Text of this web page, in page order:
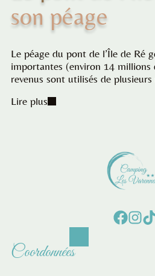
son péage
Le péage du pont de l’Île de Ré
importantes (environ 14 millions
revenus sont utilisés de plusieurs
Lire plus
Coordonnées